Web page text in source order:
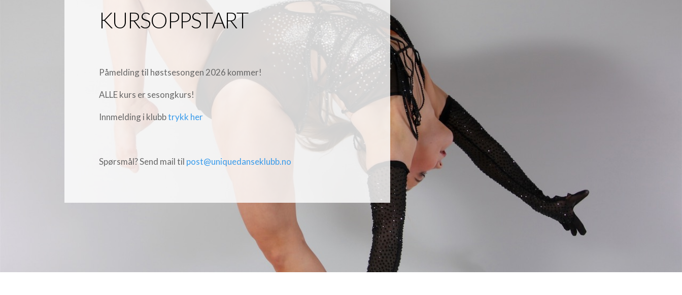
KURSOPPSTART
Påmelding til høstsesongen 2026 kommer!
ALLE kurs er sesongkurs!
Innmelding i klubbtrykk her
Spørsmål? Send mail til post@uniquedanseklubb.no